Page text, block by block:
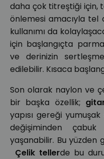
daha çok titreştiği için,
önlemesi amacıyla tel
kullanımı da
için başlangıçta
ve derinizin
edilebilir. Kısaca
Son olarak naylon ve
bir başka özellik;
yapısı gereği
değişiminden
yaşanabilir. Bu yüzden
Çelik tellerde bu